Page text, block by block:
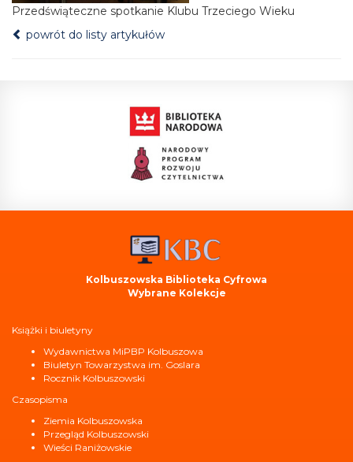
Przedświąteczne spotkanie Klubu Trzeciego Wieku
powrót do listy artykułów
Kolbuszowska Biblioteka Cyfrowa
Wybrane Kolekcje
Książki i biuletyny
Wydawnictwa MiPBP Kolbuszowa
Biuletyn Towarzystwa im. Goslara
Rocznik Kolbuszowski
Czasopisma
Ziemia Kolbuszowska
Przegląd Kolbuszowski
Wieści Raniżowskie